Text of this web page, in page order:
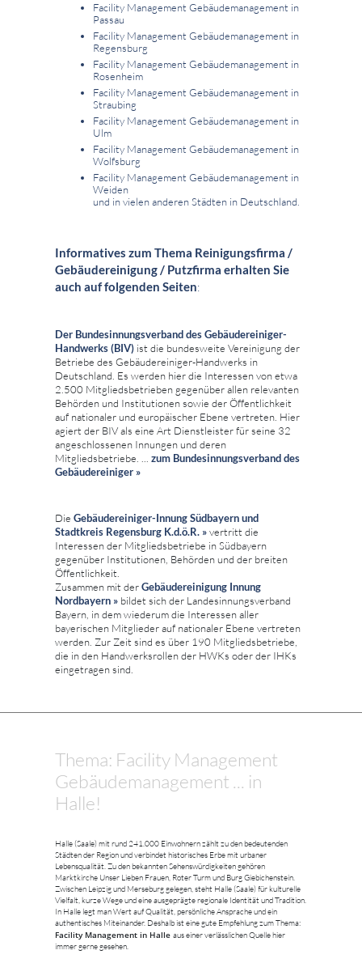
Facility Management Gebäudemanagement in
Passau
Facility Management Gebäudemanagement in
Regensburg
Facility Management Gebäudemanagement in
Rosenheim
Facility Management Gebäudemanagement in
Straubing
Facility Management Gebäudemanagement in
Ulm
Facility Management Gebäudemanagement in
Wolfsburg
Facility Management Gebäudemanagement in
Weiden
und in vielen anderen Städten in Deutschland.
Informatives zum Thema Reinigungsfirma /
Gebäudereinigung / Putzfirma erhalten Sie
auch auf folgenden Seiten:
Der Bundesinnungsverband des Gebäudereiniger-
Handwerks (BIV) ist die bundesweite Vereinigung der
Betriebe des Gebäudereiniger-Handwerks in
Deutschland. Es werden hier die Interessen von etwa
2.500 Mitgliedsbetrieben gegenüber allen relevanten
Behörden und Institutionen sowie der Öffentlichkeit
auf nationaler und europäischer Ebene vertreten. Hier
agiert der BIV als eine Art Dienstleister für seine 32
angeschlossenen Innungen und deren
Mitgliedsbetriebe. ... zum Bundesinnungsverband des
Gebäudereiniger »
Die Gebäudereiniger-Innung Südbayern und
Stadtkreis Regensburg K.d.ö.R. »vertritt die
Interessen der Mitgliedsbetriebe in Südbayern
gegenüber Institutionen, Behörden und der breiten
Öffentlichkeit.
Zusammen mit derGebäudereinigung Innung
Nordbayern » bildet sich der Landesinnungsverband
Bayern, in dem wiederum die Interessen aller
bayerischen Mitglieder auf nationaler Ebene vertreten
werden. Zur Zeit sind es über 190 Mitgliedsbetriebe,
die in den Handwerksrollen der HWKs oder der IHKs
eingetragen sind.
Thema: Facility Management
Gebäudemanagement ... in
Halle!
Halle (Saale) mit rund 241.000 Einwohnern zählt zu den bedeutenden
Städten der Region und verbindet historisches Erbe mit urbaner
Lebensqualität. Zu den bekannten Sehenswürdigkeiten gehören
Marktkirche Unser Lieben Frauen, Roter Turm und Burg Giebichenstein.
Zwischen Leipzig und Merseburg gelegen, steht Halle (Saale) für kulturelle
Vielfalt, kurze Wege und eine ausgeprägte regionale Identität und Tradition.
In Halle legt man Wert auf Qualität, persönliche Ansprache und ein
authentisches Miteinander. Deshalb ist eine gute Empfehlung zum Thema:
Facility Management in Halle aus einer verlässlichen Quelle hier
immer gerne gesehen.